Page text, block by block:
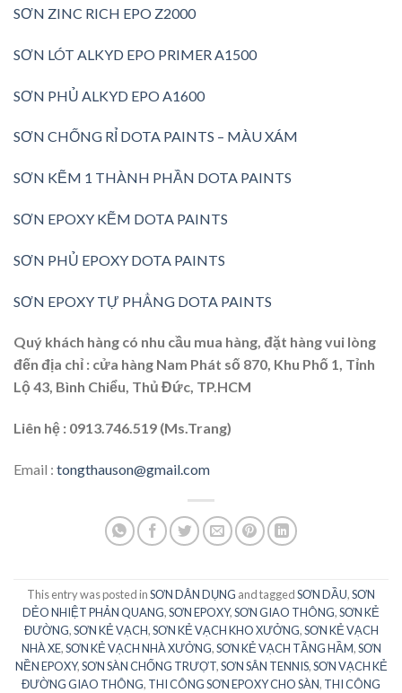
SƠN ZINC RICH EPO Z2000
SƠN LÓT ALKYD EPO PRIMER A1500
SƠN PHỦ ALKYD EPO A1600
SƠN CHỐNG RỈ DOTA PAINTS – MÀU XÁM
SƠN KẼM 1 THÀNH PHẦN DOTA PAINTS
SƠN EPOXY KẼM DOTA PAINTS
SƠN PHỦ EPOXY DOTA PAINTS
SƠN EPOXY TỰ PHẲNG DOTA PAINTS
Quý khách hàng có nhu cầu mua hàng, đặt hàng vui lòng
đến địa chỉ : cửa hàng Nam Phát số 870, Khu Phố 1, Tỉnh
Lộ 43, Bình Chiểu, Thủ Đức, TP.HCM
Liên hệ : 0913.746.519 (Ms.Trang)
Email : tongthauson@gmail.com
This entry was posted inSƠN DÂN DỤNG and taggedSƠN DẦU,SƠN
DẺO NHIỆT PHẢN QUANG,SƠN EPOXY,SƠN GIAO THÔNG,SƠN KẺ
ĐƯỜNG,SƠN KẺ VẠCH,SƠN KẺ VẠCH KHO XƯỞNG,SƠN KẺ VẠCH
NHÀ XE,SƠN KẺ VẠCH NHÀ XƯỞNG,SƠN KẺ VẠCH TẦNG HẦM,SƠN
NỀN EPOXY,SƠN SÀN CHỐNG TRƯỢT,SƠN SÂN TENNIS,SƠN VẠCH KẺ
ĐƯỜNG GIAO THÔNG, THI CÔNG SƠN EPOXY CHO SÀN, THI CÔNG